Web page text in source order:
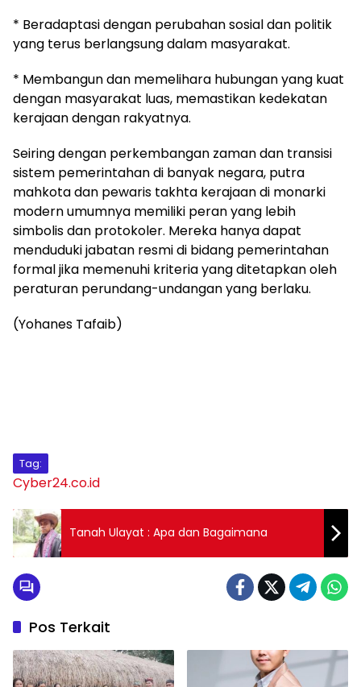
* Beradaptasi dengan perubahan sosial dan politik
yang terus berlangsung dalam masyarakat.
* Membangun dan memelihara hubungan yang kuat
dengan masyarakat luas, memastikan kedekatan
kerajaan dengan rakyatnya.
Seiring dengan perkembangan zaman dan transisi
sistem pemerintahan di banyak negara, putra
mahkota dan pewaris takhta kerajaan di monarki
modern umumnya memiliki peran yang lebih
simbolis dan protokoler. Mereka hanya dapat
menduduki jabatan resmi di bidang pemerintahan
formal jika memenuhi kriteria yang ditetapkan oleh
peraturan perundang-undangan yang berlaku.
(Yohanes Tafaib)
Tag:
Cyber24.co.id
Tanah Ulayat : Apa dan Bagaimana